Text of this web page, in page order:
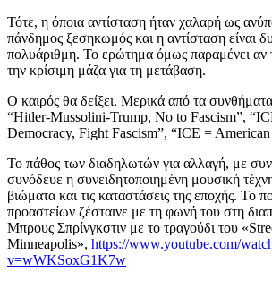
Τότε, η όποια αντίσταση ήταν χαλαρή ως
πάνδημος ξεσηκωμός και η αντίσταση είναι
πολυάριθμη. Το ερώτημα όμως παραμένει αν
την κρίσιμη μάζα για τη μετάβαση.
Ο καιρός θα δείξει. Μερικά από τα
“Hitler-Mussolini-Trump, No to Fascism”,
Democracy, Fight Fascism”, “ICE = American
Το πάθος των διαδηλωτών για αλλαγή, με
συνόδευε η συνειδητοποιημένη μουσική
βιώματα και τις καταστάσεις της εποχής. Το
προαστείων ζέσταινε με τη φωνή του στη
Μπρους Σπρίνγκστιν με το τραγούδι του
Minneapolis», https://www.youtube.com/
v=wWKSoxG1K7w